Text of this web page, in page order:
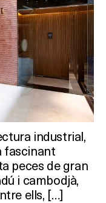
industrial,
fascinant
peces de gran
i cambodjà,
ells, […]